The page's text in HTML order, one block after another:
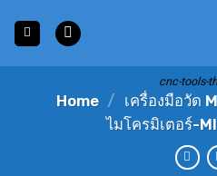
content
cnc-tools-
Home / เครื่องมือวัด
ไมโครมิเตอร์-